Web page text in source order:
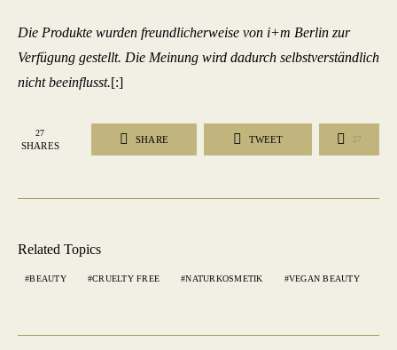
Die Produkte wurden freundlicherweise von i+m Berlin zur
Verfügung gestellt. Die Meinung wird dadurch selbstverständlich
nicht beeinflusst.[:]
27
SHARES
SHARE TWEET 27
Related Topics
BEAUTY CRUELTY FREE NATURKOSMETIK VEGAN BEAUTY